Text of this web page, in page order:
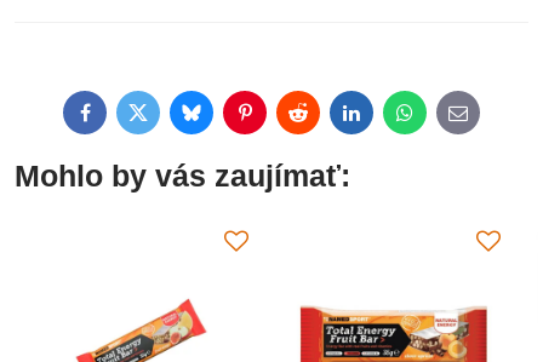
FacebookTwitterBlueskyPinterestReddit LinkedInWhatsApp
E-
mail
Mohlo by vás zaujímať: